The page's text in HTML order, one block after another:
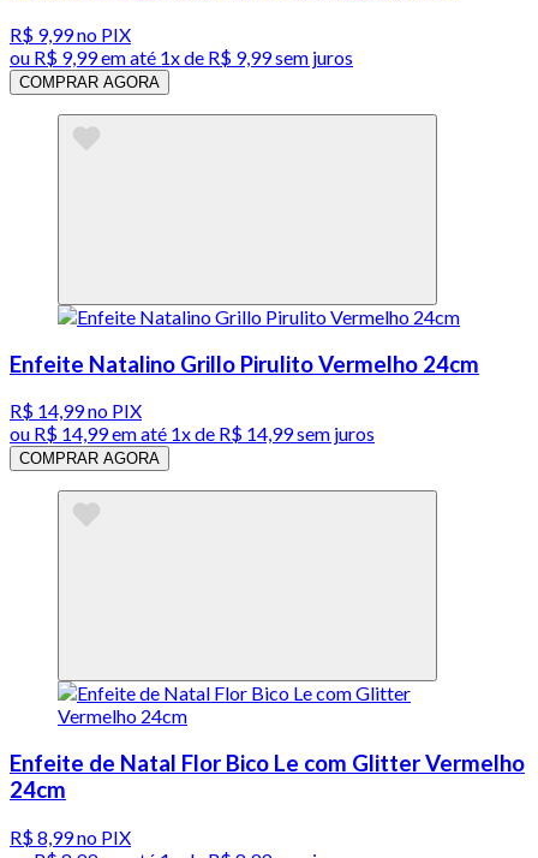
R$ 9,99no PIX
ou R$ 9,99em até 1x de R$ 9,99sem juros
COMPRAR AGORA
Enfeite Natalino Grillo Pirulito Vermelho 24cm
R$ 14,99no PIX
ou R$ 14,99em até 1x de R$ 14,99sem juros
COMPRAR AGORA
Enfeite de Natal Flor Bico Le com Glitter Vermelho
24cm
R$ 8,99no PIX